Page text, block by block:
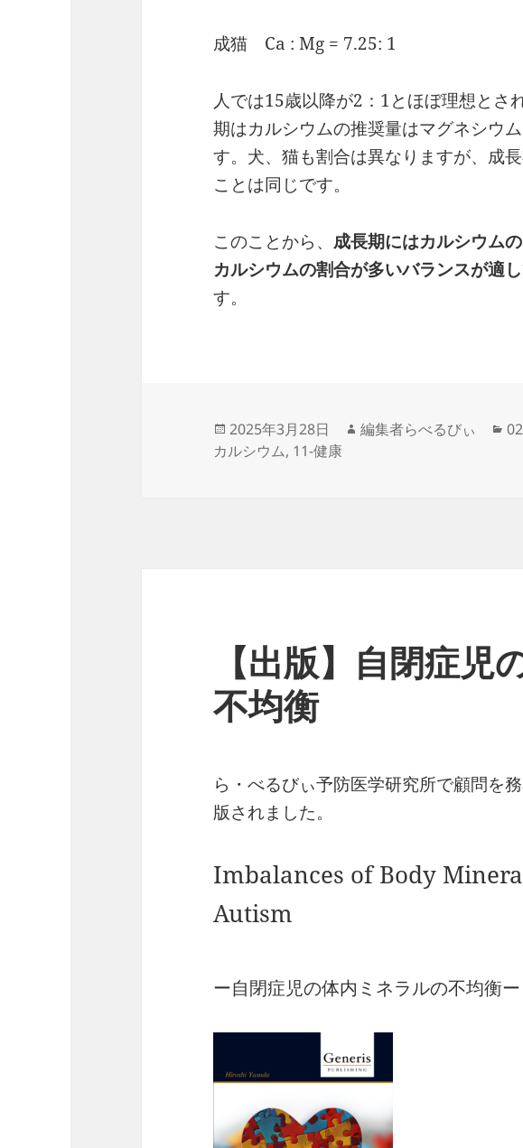
成猫 Ca : Mg = 7.25: 1
人では15歳以降が2：1とほぼ理想とさ
期はカルシウムの推奨量はマグネシウ
す。犬、猫も割合は異なりますが、成
ことは同じです。
このことから、 成長期にはカルシウム
カルシウムの割合が多いバランスが適
す。
投
稿
2025年3月28日
作
編集者らべるびぃ
カ
カルシウム, 11-健康
【出版】自閉症
不均衡
ら・べるびぃ予防医学研究所で顧問を
版されました。
Imbalances of Body
Autism
ー自閉症児の体内ミネラルの不均衡ー